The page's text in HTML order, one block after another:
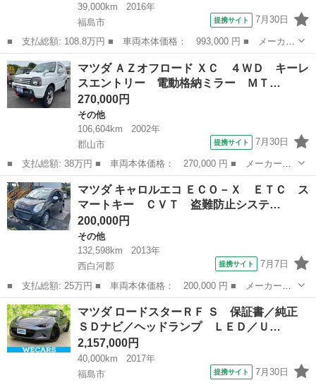
39,000km
2016年
福島市
提携サイト 7月30日
■ 支払総額: 108.8万円 ■ 車両本体価格： 993,000 円 ■ メーカー
名： マツダ ■ 車種名： アクセラスポーツ ■ グレード名： １
５ＸＤ プロアクティブ 禁煙車 純正ナビ バックカメラ ＢＳ
Ｍ ＥＴＣ２...
福島 福島市 アクセラ
マツダ ＡＺオフロード ＸＣ ４ＷＤ キーレ
スエントリー 電動格納ミラー ＭＴ…
270,000円
その他
106,604km
2002年
郡山市
提携サイト 7月30日
■ 支払総額: 38万円 ■ 車両本体価格： 270,000 円 ■ メーカー
名： マツダ ■ 車種名： ＡＺオフロード ■ グレード名： Ｘ
Ｃ ４ＷＤ キーレスエントリー 電動格納ミラー ＭＴ ＡＢＳ
ルーフレール アル...
福島 郡山市 その他
マツダ キャロルエコ ＥＣＯ－Ｘ ＥＴＣ ス
マートキー ＣＶＴ 盗難防止システ…
200,000円
その他
132,598km
2013年
西白河郡
提携サイト 7月7日
■ 支払総額: 25万円 ■ 車両本体価格： 200,000 円 ■ メーカー
名： マツダ ■ 車種名： キャロルエコ ■ グレード名： ＥＣＯ
－Ｘ ＥＴＣ スマートキー ＣＶＴ 盗難防止システム ＡＢＳ
ＣＤ 衝突安全ボ...
福島 西白河郡 その他
マツダ ロードスターＲＦ Ｓ 保証書／純正
ＳＤナビ／ヘッドランプ ＬＥＤ／Ｕ…
2,157,000円
40,000km
2017年
福島市
提携サイト 7月30日